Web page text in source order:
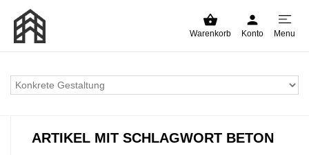
Warenkorb Konto Menu
ARTIKEL MIT SCHLAGWORT BETON